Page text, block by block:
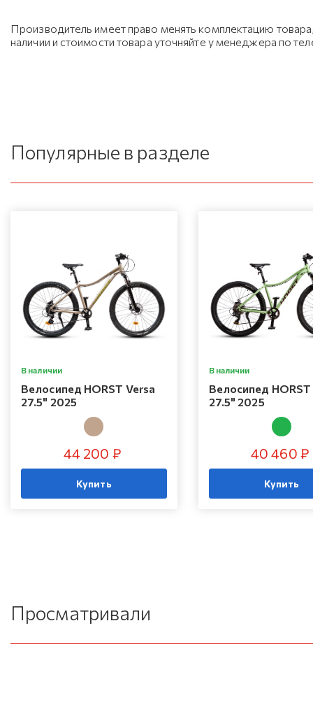
Производитель имеет право менять комплектацию
наличии и стоимости товара уточняйте у менеджера по
Популярные в разделе
В наличии
Велосипед HORST Versa
27.5" 2025
44 200 ₽
Купить
В наличии
Велосипед
27.5" 2025
40 460 ₽
Купить
Просматривали